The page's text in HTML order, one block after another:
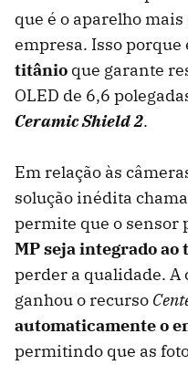
que é o aparelho
empresa. Isso
titânio que garante
OLED de 6,6
Ceramic Shield 2.
Em relação às
solução inédita
permite que o sensor
MP seja integrado ao
perder a qualidade. A
ganhou o recurso
automaticamente o
permitindo que as